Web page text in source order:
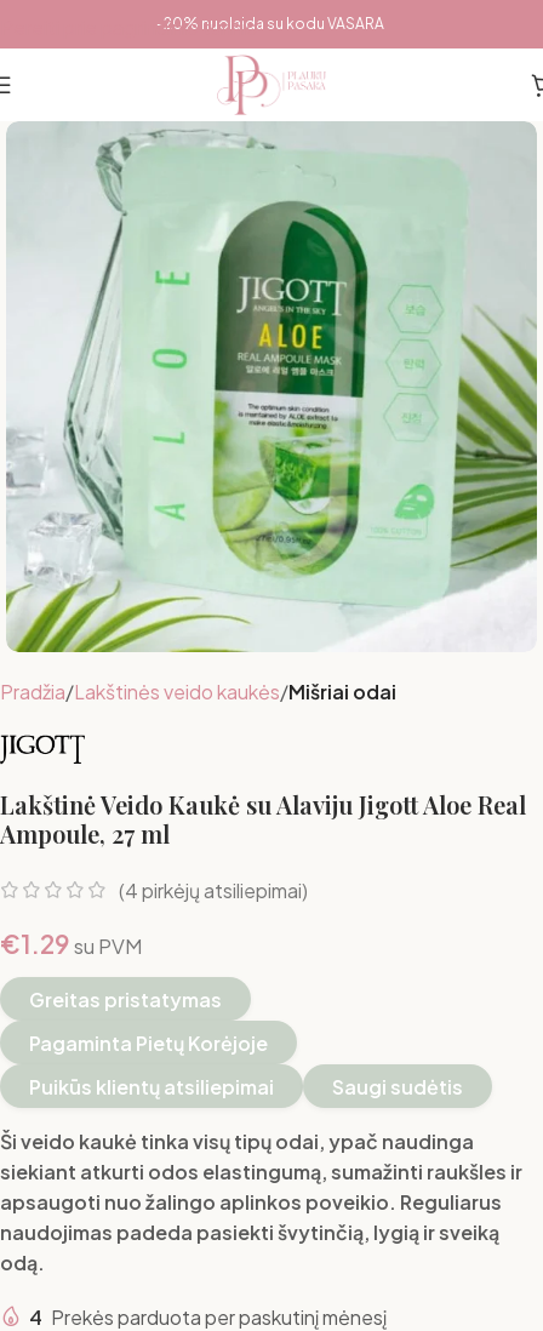
Pereiti prie pagrindinio turinio-20% nuolaida su kodu VASARA
Pradžia Lakštinės veido kaukės Mišriai odai
Lakštinė Veido Kaukė su Alaviju Jigott Aloe Real
Ampoule, 27 ml
(4pirkėjų atsiliepimai)
€1.29su PVM
Greitas pristatymas
Pagaminta Pietų Korėjoje
Puikūs klientų atsiliepimai
Saugi sudėtis
Ši veido kaukė tinka visų tipų odai, ypač naudinga
siekiant atkurti odos elastingumą, sumažinti raukšles ir
apsaugoti nuo žalingo aplinkos poveikio. Reguliarus
naudojimas padeda pasiekti švytinčią, lygią ir sveiką
odą.
4 Prekės parduota per paskutinį mėnesį